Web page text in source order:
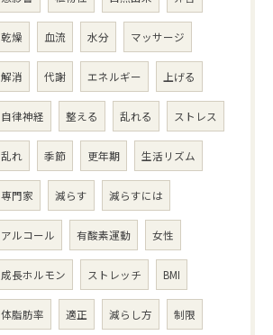
乾燥 血流 水分 マッサージ
解消 代謝 エネルギー 上げる
自律神経 整える 乱れる ストレス
乱れ 季節 更年期 生活リズム
専門家 減らす 減らすには
アルコール 有酸素運動 女性
成長ホルモン ストレッチ BMI
体脂肪率 適正 減らし方 制限